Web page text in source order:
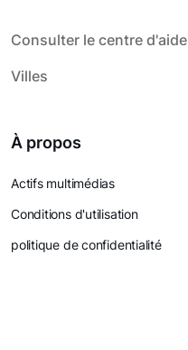
Consulter le centre d'aide
Villes
À propos
Actifs multimédias
Conditions d'utilisation
politique de confidentialité